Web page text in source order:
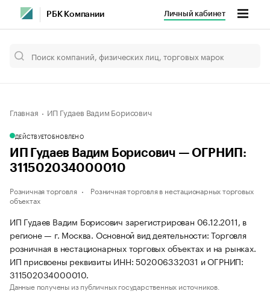
РБК Компании Личный кабинет
Главная ИП Гудаев Вадим Борисович
ДЕЙСТВУЕТОБНОВЛЕНО
ИП Гудаев Вадим Борисович — ОГРНИП:
311502034000010
Розничная торговля
Розничная торговля в нестационарных торговых
объектах
ИП Гудаев Вадим Борисович зарегистрирован 06.12.2011, в
регионе — г. Москва. Основной вид деятельности: Торговля
розничная в нестационарных торговых объектах и на рынках.
ИП присвоены реквизиты ИНН: 502006332031 и ОГРНИП:
311502034000010.
Данные получены из публичных государственных источников.